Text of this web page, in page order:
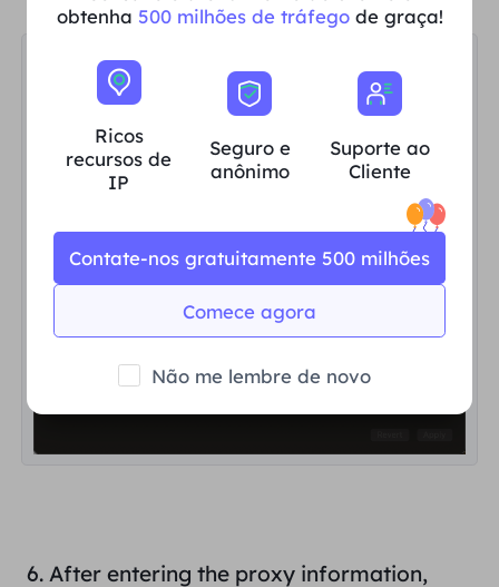
6. After entering the proxy information,
obtenha 500 milhões de tráfegode graça!
Ricos
recursos de
IP
Seguro e
anônimo
Suporte ao
Cliente
Comece agora
Contate-nos gratuitamente 500 milhões
Não me lembre de novo